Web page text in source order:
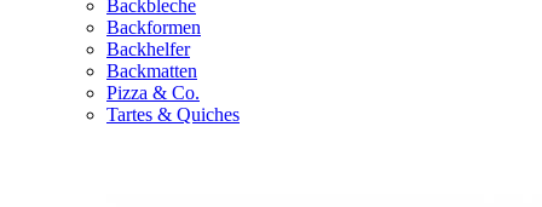
Backbleche
Backformen
Backhelfer
Backmatten
Pizza & Co.
Tartes & Quiches